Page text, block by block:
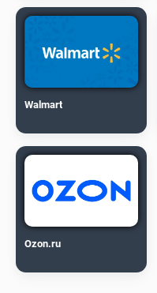
Walmart
Ozon.ru